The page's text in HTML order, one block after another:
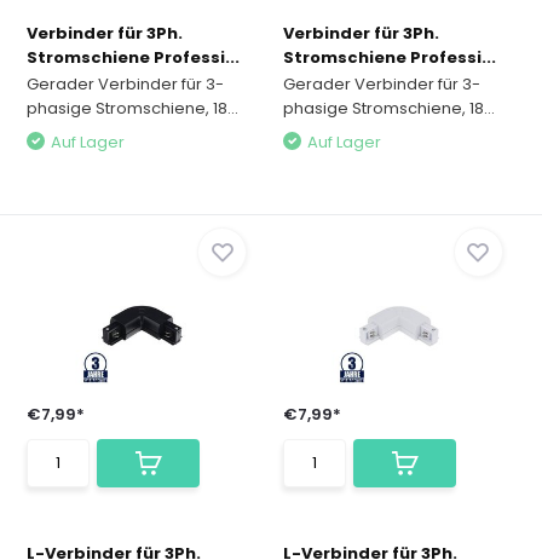
Verbinder für 3Ph.
Stromschiene Professi...
Gerader Verbinder für 3-
phasige Stromschiene, 18...
Auf Lager
Verbinder für 3Ph.
Stromschiene Professi...
Gerader Verbinder für 3-
phasige Stromschiene, 18...
Auf Lager
€7,99*
L-Verbinder für 3Ph.
€7,99*
L-Verbinder für 3Ph.